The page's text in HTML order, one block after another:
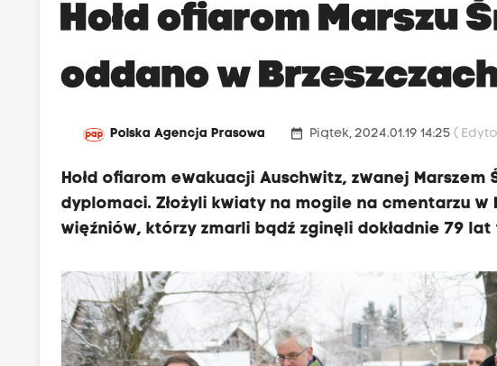
Hołd ofiarom Marszu
oddano w
Polska Agencja Prasowa date_range Piątek, 2024.01.19 14:25(
Hołd ofiarom ewakuacji Auschwitz, zwanej
dyplomaci. Złożyli kwiaty na mogile na cmentarzu w
więźniów, którzy zmarli bądź zginęli dokładnie 79 lat